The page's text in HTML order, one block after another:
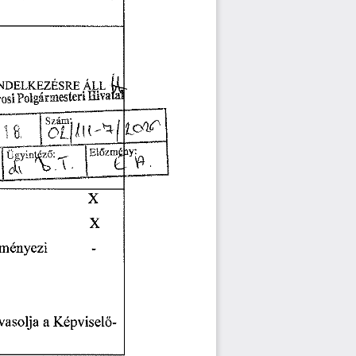
ÁLL 4L.
PolgármesteriHivatal
Szám, 1
X
X
a Képviselő